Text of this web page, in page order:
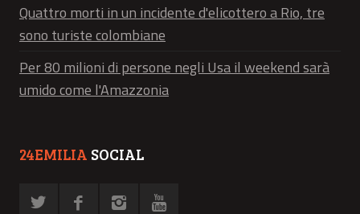
Quattro morti in un incidente d'elicottero a Rio, tre
sono turiste colombiane
Per 80 milioni di persone negli Usa il weekend sarà
umido come l'Amazzonia
24EMILIA SOCIAL